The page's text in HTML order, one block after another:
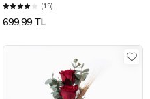
(15)
699,99 TL